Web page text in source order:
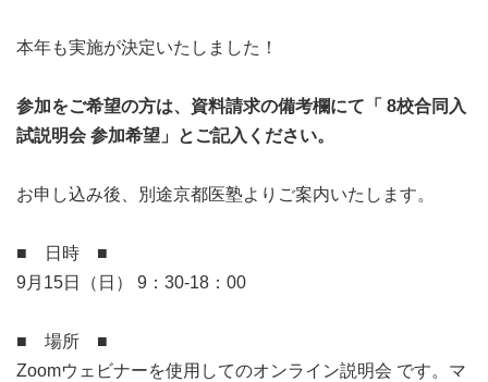
本年も実施が決定いたしました！
参加をご希望の方は、資料請求の備考欄にて「 8校合同入
試説明会 参加希望」とご記入ください。
お申し込み後、別途京都医塾よりご案内いたします。
■ 日時 ■
9月15日（日） 9：30-18：00
■ 場所 ■
Zoomウェビナーを使用してのオンライン説明会 です。マ